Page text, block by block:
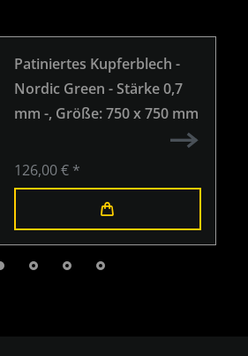
Patiniertes Kupferblech -
Nordic Green - Stärke 0,7
mm -, Größe: 750 x 750 mm
126,00 € *